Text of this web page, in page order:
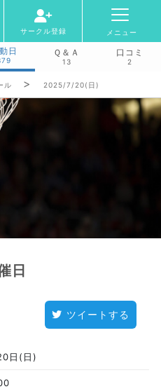
サークル登録 メニュー
日 Ｑ＆Ａ
13
口コミ
2
ル 2025/7/20(日)
日
ツイートする
日(日)